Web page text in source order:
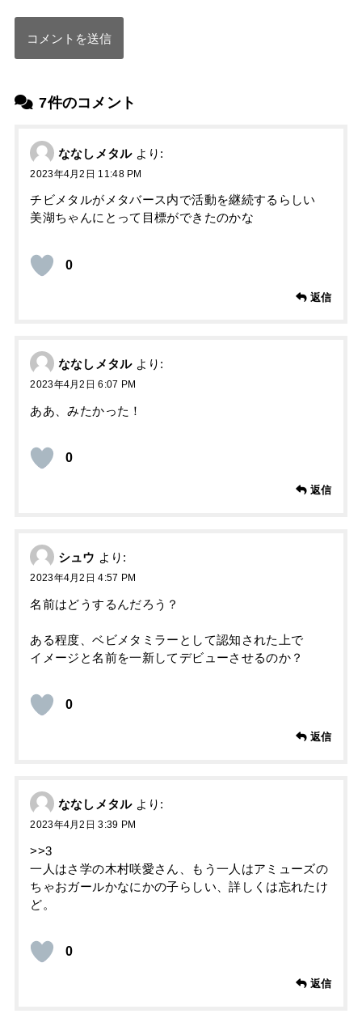
7件のコメント
ななしメタル より:
2023年4月2日 11:48 PM
チビメタルがメタバース内で活動を継続するらしい
美湖ちゃんにとって目標ができたのかな
0
返信
ななしメタル より:
2023年4月2日 6:07 PM
ああ、みたかった！
0
返信
シュウ より:
2023年4月2日 4:57 PM
名前はどうするんだろう？
ある程度、ベビメタミラーとして認知された上で
イメージと名前を一新してデビューさせるのか？
0
返信
ななしメタル より:
2023年4月2日 3:39 PM
>>3
一人はさ学の木村咲愛さん、もう一人はアミューズの
ちゃおガールかなにかの子らしい、詳しくは忘れたけ
ど。
0
返信